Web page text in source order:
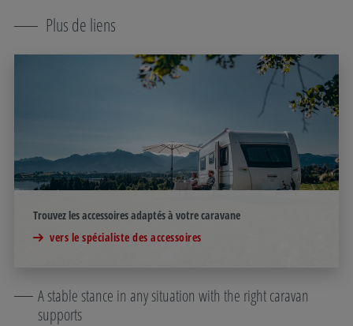
Plus de liens
Trouvez les accessoires adaptés à votre caravane
vers le spécialiste des accessoires
A stable stance in any situation with the right caravan
supports